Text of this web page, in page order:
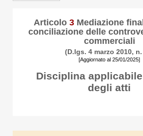
Articolo 3Mediazione
conciliazione delle
commerciali
(D.lgs. 4 marzo 2010, n.
[Aggiornato al 25/01/2025]
Disciplina
degli atti